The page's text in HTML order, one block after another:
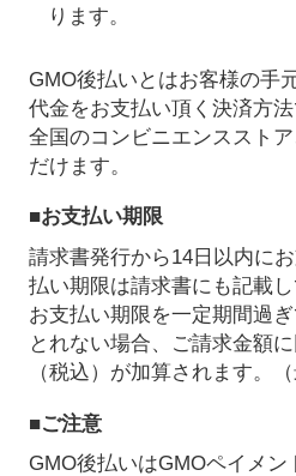
ります。
GMO後払いとはお客様の手
代金をお支払い頂く決済方法
全国のコンビニエンススト
だけます。
■お支払い期限
請求書発行から14日以内に
払い期限は請求書にも記載し
お支払い期限を一定期間過
とれない場合、ご請求金額
（税込）が加算されます。
■ご注意
GMO後払いはGMOペイメ